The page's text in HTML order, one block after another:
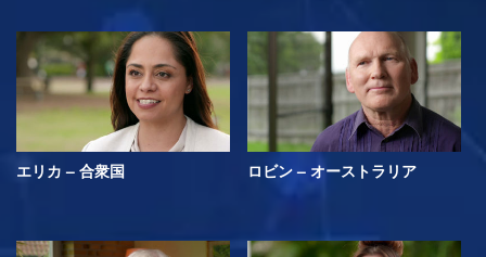
エリカ – 合衆国 ロビン – オーストラリア